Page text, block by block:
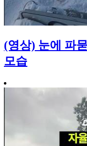
(영상) 눈에 파
모습